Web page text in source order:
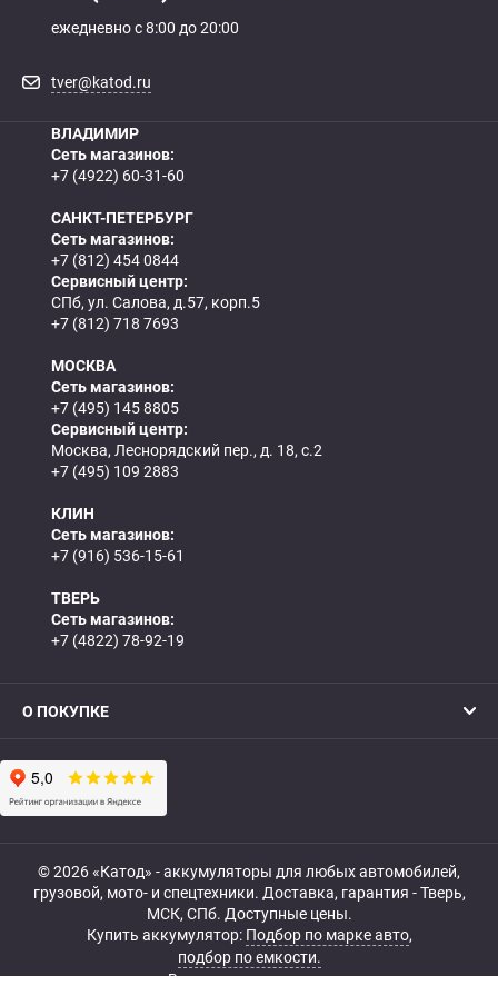
ежедневно с 8:00 до 20:00
tver@katod.ru
ВЛАДИМИР
Сеть магазинов:
+7 (4922) 60-31-60
САНКТ-ПЕТЕРБУРГ
Сеть магазинов:
+7 (812) 454 0844
Сервисный центр:
СПб, ул. Салова, д.57, корп.5
+7 (812) 718 7693
МОСКВА
Сеть магазинов:
+7 (495) 145 8805
Сервисный центр:
Москва, Леснорядский пер., д. 18, с.2
+7 (495) 109 2883
КЛИН
Сеть магазинов:
+7 (916) 536-15-61
ТВЕРЬ
Сеть магазинов:
+7 (4822) 78-92-19
О ПОКУПКЕ
© 2026 «Катод» - аккумуляторы для любых автомобилей,
грузовой, мото- и спецтехники. Доставка, гарантия - Тверь,
МСК, СПб. Доступные цены.
Купить аккумулятор: Подбор по марке авто,
подбор по емкости.
Все права защищены.